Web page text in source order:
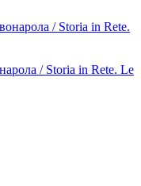
/ Storia in Rete. Le